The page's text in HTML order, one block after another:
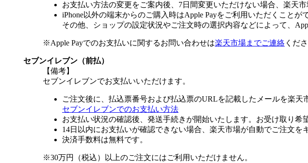
お支払い方法の変更をご案内後、7日間変更いただけない場合、楽天
iPhone以外の端末からのご購入時はApple Payをご利用いただくことが
その他、ショップの設定状況やご注文時の選択内容などによって、
※Apple Payでのお支払いに関するお問い合わせは楽天市場までご連絡 くださ
セブンイレブン（前払）
【備考】
セブンイレブンでお支払いいただけます。
ご注文後に、払込票番号および払込票のURLを記載したメールを楽天
セブンイレブンでのお支払い方法
お支払い状況の確認後、発送手続きが開始いたします。お受け取り希
14日以内にお支払いが確認できない場合、楽天市場が自動でご注文を
決済手数料は無料です。
※30万円（税込）以上のご注文にはご利用いただけません。